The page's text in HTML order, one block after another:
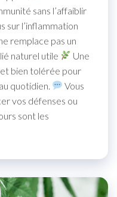
sans l’affaiblir
sur l’inflammation
remplace pas un
naturel utile
Une
bien tolérée pour
quotidien.
Vous
vos défenses ou
sont les